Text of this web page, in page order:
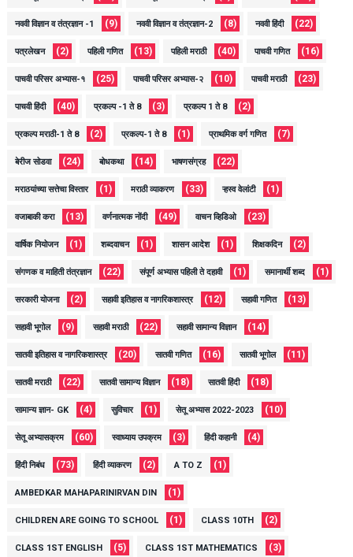
नववी विज्ञान व तंत्रज्ञान -1 (9) नववी विज्ञान व तंत्रज्ञान-2 (8) नववी हिंदी (22)
पत्रलेखन (2) पहिली गणित (13) पहिली मराठी (40) पाचवी गणित (16)
पाचवी परिसर अभ्यास-१ (25) पाचवी परिसर अभ्यास-२ (10) पाचवी मराठी (23)
पाचवी हिंदी (40) प्रकल्प -1 ते 8 (3) प्रकल्प 1 ते 8 (2)
प्रकल्प मराठी-1 ते 8 (2) प्रकल्प-1 ते 8 (1) प्राथमिक वर्ग गणित (7)
बेरीज सोडवा (24) बोधकथा (14) भाषणसंग्रह (22)
मराठयांच्या सत्तेचा विस्तार (1) मराठी व्याकरण (33) ऱ्हस्व वेलांटी (1)
वजाबाकी करा (13) वर्णनात्मक नोंदी (49) वाचन व्हिडिओ (23)
वार्षिक नियोजन (1) शब्दवाचन (1) शासन आदेश (1) शिक्षकदिन (2)
संगणक व माहिती तंत्रज्ञान (22) संपूर्ण अभ्यास पहिली ते दहावी (1) समानार्थी शब्द (1)
सरकारी योजना (2) सहावी इतिहास व नागरिकशास्त्र (12) सहावी गणित (13)
सहावी भूगोल (9) सहावी मराठी (22) सहावी सामान्य विज्ञान (14)
सातवी इतिहास व नागरिकशास्त्र (20) सातवी गणित (16) सातवी भूगोल (11)
सातवी मराठी (22) सातवी सामान्य विज्ञान (18) सातवी हिंदी (18)
सामान्य ज्ञान- GK (4) सुविचार (1) सेतू अभ्यास 2022-2023 (10)
सेतू अभ्यासक्रम (60) स्वाध्याय उपक्रम (3) हिंदी कहानी (4)
हिंदी निबंध (73) हिंदी व्याकरण (2) A TO Z (1)
AMBEDKAR MAHAPARINIRVAN DIN (1)
CHILDREN ARE GOING TO SCHOOL (1) CLASS 10TH (2)
CLASS 1ST ENGLISH (5) CLASS 1ST MATHEMATICS (3)